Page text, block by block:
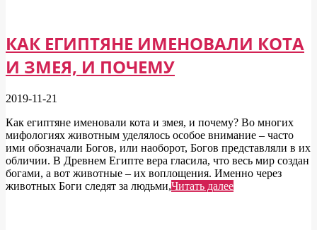
КАК ЕГИПТЯНЕ ИМЕНОВАЛИ КОТА
И ЗМЕЯ, И ПОЧЕМУ
2019-11-21
Как египтяне именовали кота и змея, и почему? Во многих
мифологиях животным уделялось особое внимание – часто
ими обозначали Богов, или наоборот, Богов представляли в их
обличии. В Древнем Египте вера гласила, что весь мир создан
богами, а вот животные – их воплощения. Именно через
животных Боги следят за людьми,Читать далее